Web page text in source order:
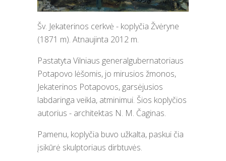
Šv. Jekaterinos cerkvė - koplyčia Žvėryne
(1871 m). Atnaujinta 2012 m.
Pastatyta Vilniaus generalgubernatoriaus
Potapovo lėšomis, jo mirusios žmonos,
Jekaterinos Potapovos, garsėjusios
labdaringa veikla, atminimui. Šios koplyčios
autorius - architektas N. M. Čaginas.
Pamenu, koplyčia buvo užkalta, paskui čia
įsikūrė skulptoriaus dirbtuvės.